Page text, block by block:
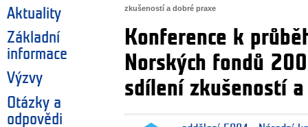
Aktuality
Základní
informace
Výzvy
Otázky a
odpovědi
zkušeností a dobré praxe
Konference k
Norských fondů
sdílení zkušeností